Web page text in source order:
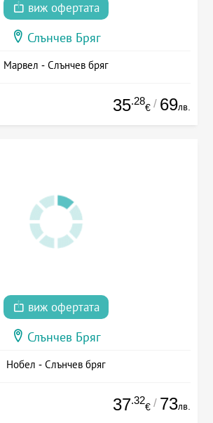
виж офертата
Слънчев Бряг
Марвел - Слънчев бряг
35.28
€ / 69лв.
виж офертата
Слънчев Бряг
Нобел - Слънчев бряг
37.32
€ / 73лв.